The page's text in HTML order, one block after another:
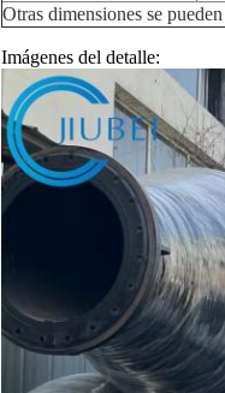
Otras dimensiones se
Imágenes del detalle: